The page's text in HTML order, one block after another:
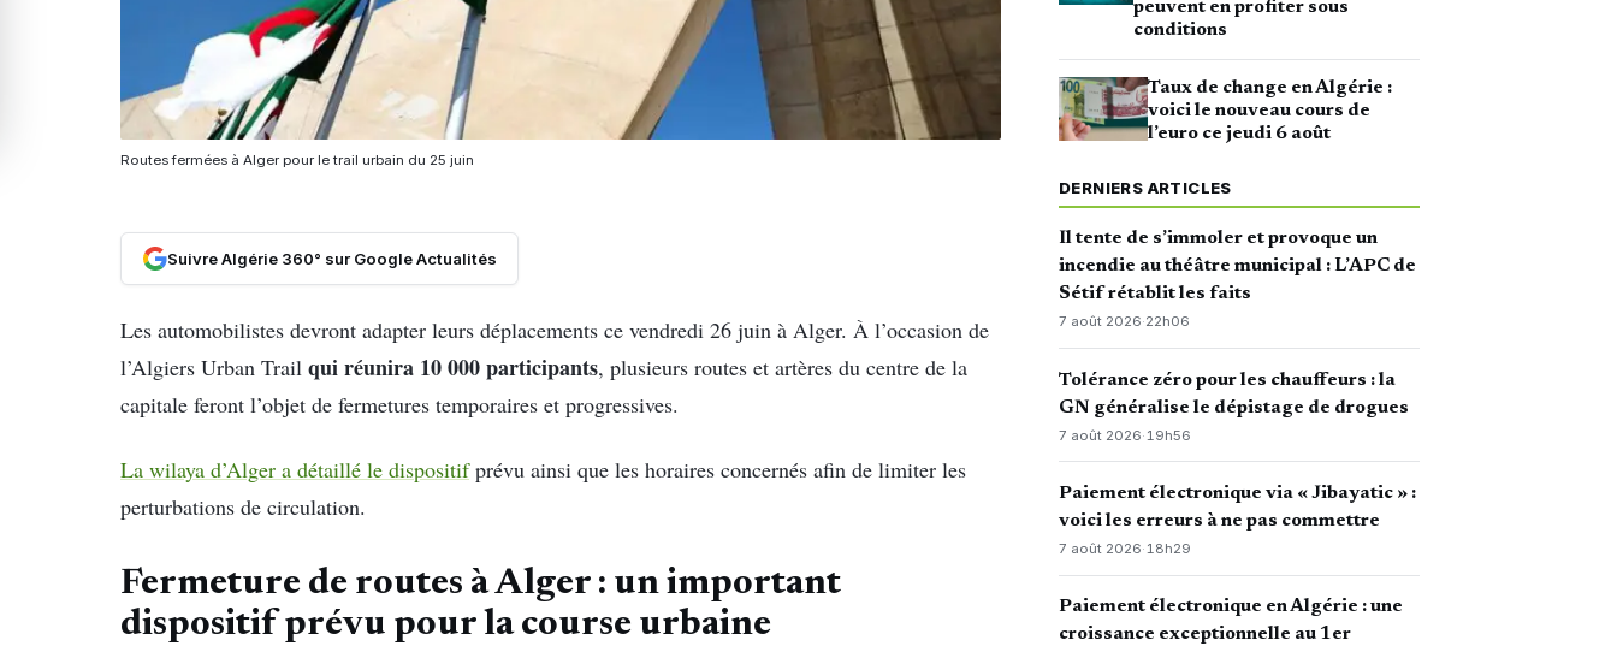
Routes fermées à Alger pour le trail urbain du 25 juin
Suivre Algérie 360° sur Google Actualités
Les automobilistes devront adapter leurs déplacements ce vendredi 26 juin à Alger. À l’occasion de
l’Algiers Urban Trail qui réunira 10 000 participants, plusieurs routes et artères du centre de la
capitale feront l’objet de fermetures temporaires et progressives.
La wilaya d’Alger a détaillé le dispositifprévu ainsi que les horaires concernés afin de limiter les
perturbations de circulation.
Fermeture de routes à Alger : un important
dispositif prévu pour la course urbaine
peuvent en profiter sous
conditions
Taux de change en Algérie :
voici le nouveau cours de
l’euro ce jeudi 6 août
DERNIERS ARTICLES
Il tente de s’immoler et provoque un
incendie au théâtre municipal : L’APC de
Sétif rétablit les faits
7 août 2026·22h06
Tolérance zéro pour les chauffeurs : la
GN généralise le dépistage de drogues
7 août 2026· 19h56
Paiement électronique via « Jibayatic » :
voici les erreurs à ne pas commettre
7 août 2026·18h29
Paiement électronique en Algérie : une
croissance exceptionnelle au 1er